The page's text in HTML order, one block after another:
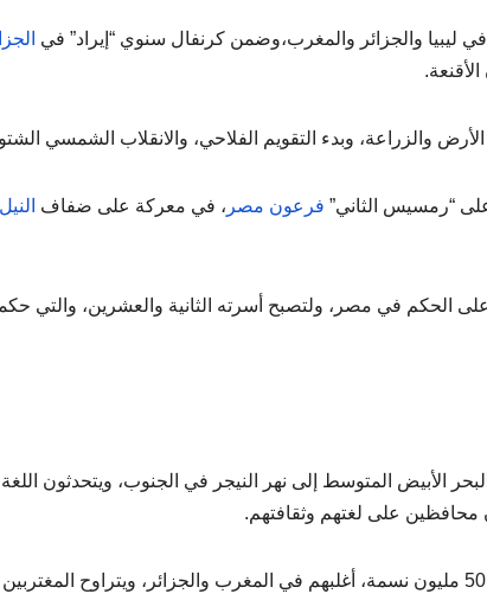
ليبيا والجزائر والمغرب،وضمن كرنفال سنوي “إيراد” في
والزراعة، وبدء التقويم الفلاحي، والانقلاب الشمسي
على “رمسيس الثاني” فرعون مصر ، في معركة على ضفاف النيل
الحكم في مصر، ولتصبح أسرته الثانية والعشرين، والتي
الأبيض المتوسط إلى نهر النيجر في الجنوب، ويتحدثون اللغة
محافظين على لغتهم وثقافتهم.
” في شمال أفريقيا، بين 20 إلى 50 مليون نسمة، أغلبهم في المغرب والجزائر، ويتراوح